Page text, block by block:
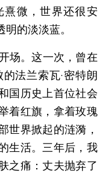
微，世界还很安
的淡淡蓝。
。这一次，曾在
法兰索瓦·密特朗
国历史上首位社会
着红旗，拿着玫瑰
世界掀起的涟漪，
生活。三年后，我
之痛：丈夫抛弃了